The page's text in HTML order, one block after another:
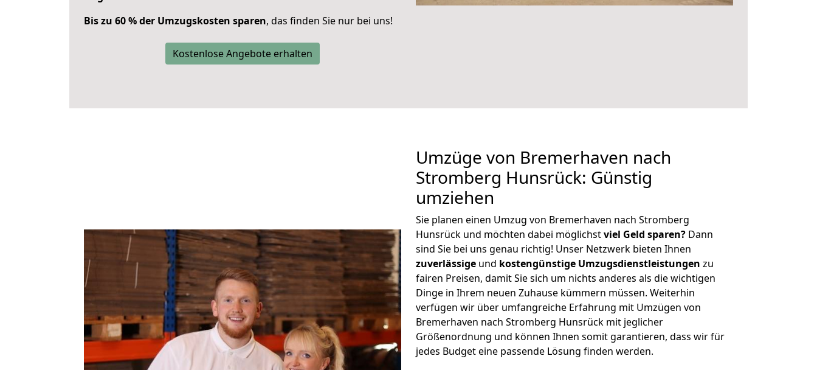
Bis zu 60 % der Umzugskosten sparen, das finden Sie nur bei uns!
Kostenlose Angebote erhalten
Umzüge von Bremerhaven nach
Stromberg Hunsrück: Günstig
umziehen
Sie planen einen Umzug von Bremerhaven nach Stromberg
Hunsrück und möchten dabei möglichstviel Geld sparen? Dann
sind Sie bei uns genau richtig! Unser Netzwerk bieten Ihnen
zuverlässige und kostengünstige Umzugsdienstleistungen zu
fairen Preisen, damit Sie sich um nichts anderes als die wichtigen
Dinge in Ihrem neuen Zuhause kümmern müssen. Weiterhin
verfügen wir über umfangreiche Erfahrung mit Umzügen von
Bremerhaven nach Stromberg Hunsrück mit jeglicher
Größenordnung und können Ihnen somit garantieren, dass wir für
jedes Budget eine passende Lösung finden werden.